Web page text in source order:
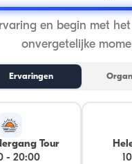
en begin met
onvergetelijke
Ervaringen
Tour
-20:00